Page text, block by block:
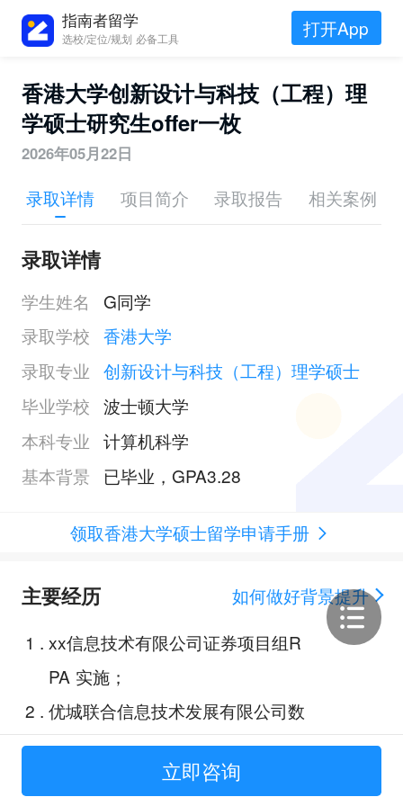
指南者留学
选校/定位/规划 必备工具 打开App
香港大学创新设计与科技（工程）理
学硕士研究生offer一枚
2026年05月22日
录取详情 项目简介 录取报告 相关案例
录取详情
学生姓名
G同学
录取学校 香港大学
录取专业 创新设计与科技（工程）理学硕士
毕业学校 波士顿大学
本科专业 计算机科学
基本背景
已毕业，GPA3.28
领取香港大学硕士留学申请手册
主要经历
如何做好背景提升
1 . xx信息技术有限公司证券项目组R
PA 实施；
2 . 优城联合信息技术发展有限公司数
字城市事业群？（好像叫这个）Ja
立即咨询